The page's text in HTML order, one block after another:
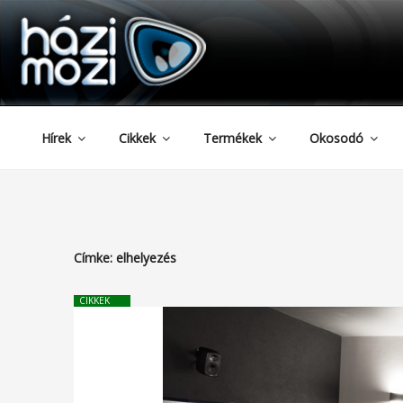
Tartalomhoz
HAZIMOZI
Hírek Cikkek Termékek Okosodó
Címke: elhelyezés
CIKKEK